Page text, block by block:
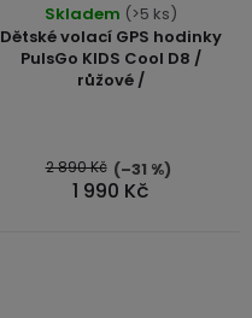
Dětské volací GPS hodinky
PulsGo KIDS Cool D8 /
růžové /
Skladem (>5 ks)
1 990 Kč
2 890 Kč (–31 %)